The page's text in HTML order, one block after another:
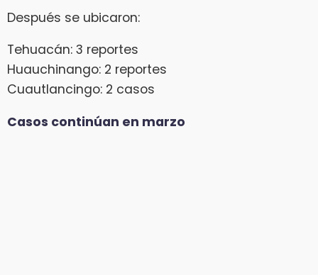
Después se ubicaron:
Tehuacán: 3 reportes
Huauchinango: 2 reportes
Cuautlancingo: 2 casos
Casos continúan en marzo